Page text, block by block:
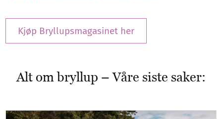
Kjøp Bryllupsmagasinet her
Alt om bryllup – Våre siste saker: